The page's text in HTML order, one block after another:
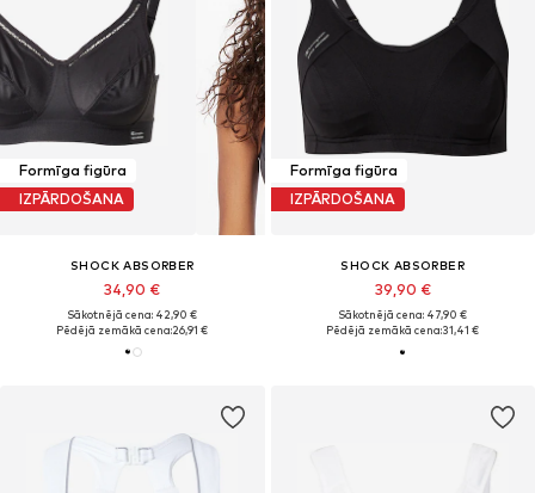
Formīga figūra
IZPĀRDOŠANA
SHOCK ABSORBER
34,90 €
Sākotnējā cena: 42,90 €
Pēdējā zemākā cena:26,91 €
Formīga figūra
IZPĀRDOŠANA
SHOCK ABSORBER
39,90 €
Sākotnējā cena: 47,90 €
Pēdējā zemākā cena:31,41 €